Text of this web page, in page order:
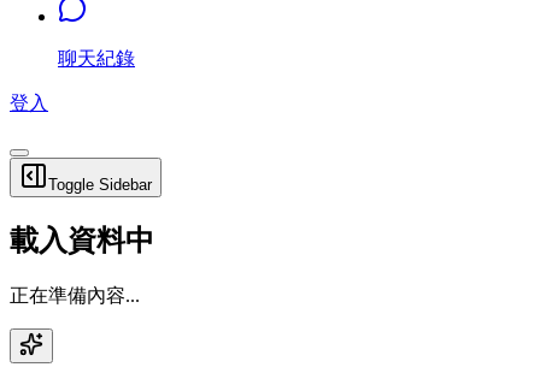
聊天紀錄
登入
Toggle Sidebar
載入資料中
正在準備內容...